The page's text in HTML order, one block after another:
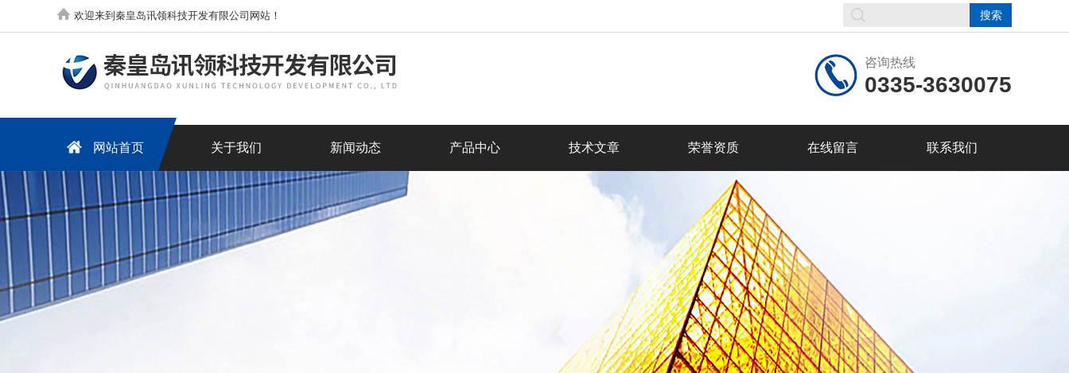
欢迎来到秦皇岛讯领科技开发有限公司网站！
咨询热线
0335-3630075
网站首页 关于我们 新闻动态 产品中心 技术文章 荣誉资质 在线留言 联系我们